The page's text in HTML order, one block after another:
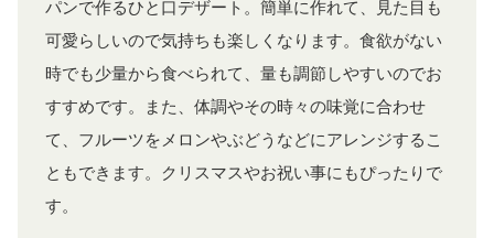
パンで作るひと口デザート。簡単に作れて、見た目も
可愛らしいので気持ちも楽しくなります。食欲がない
時でも少量から食べられて、量も調節しやすいのでお
すすめです。また、体調やその時々の味覚に合わせ
て、フルーツをメロンやぶどうなどにアレンジするこ
ともできます。クリスマスやお祝い事にもぴったりで
す。